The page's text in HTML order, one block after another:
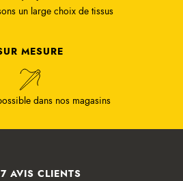
un large choix de tissus
MESURE
dans nos magasins
AVIS CLIENTS